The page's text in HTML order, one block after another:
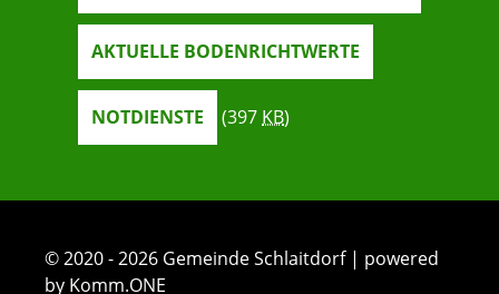
AKTUELLE BODENRICHTWERTE
NOTDIENSTE (397 KB)
© 2020 - 2026 Gemeinde Schlaitdorf | powered
by Komm.ONE